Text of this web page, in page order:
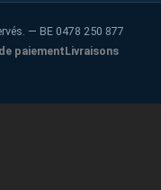
— BE 0478 250 877
paiementLivraisons